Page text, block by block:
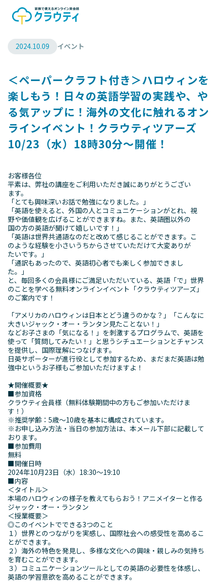
2024.10.09 イベント
＜ペーパークラフト付き＞ハロウィンを
楽しもう！日々の英語学習の実践や、や
る気アップに！海外の文化に触れるオン
ラインイベント！クラウティツアーズ
10/23（水）18時30分～開催！
お客様各位
平素は、弊社の講座をご利用いただき誠にありがとうござい
ます。
「とても興味深いお話で勉強になりました。」
「英語を使えると、外国の人とコミュニケーションがとれ、視
野や価値観を広げることができますね。また、英語圏以外の
国の方の英語が聞けて嬉しいです！」
「英語は世界共通語なのだと改めて感じることができます。こ
のような経験を小さいうちからさせていただけて大変ありが
たいです。」
「通訳もあったので、英語初心者でも楽しく参加できまし
た。」
と、毎回多くの会員様にご満足いただいている、英語「で」世界
のことを学べる無料オンラインイベント「クラウティツアーズ」
のご案内です！
「アメリカのハロウィンは日本とどう違うのかな？」「こんなに
大きいジャック・オー・ランタン見たことない！」
などお子さまの「気になる！」を刺激するプログラムで、英語を
使って「質問してみたい！」と思うシチュエーションとチャンス
を提供し、国際理解につなげます。
日英サポーターが進行役として参加するため、まだまだ英語は勉
強中というお子様もご参加いただけますよ！
★開催概要★
■参加資格
クラウティ会員様（無料体験期間中の方もご参加いただけま
す！）
※推奨学齢：5歳～10歳を基本に構成されています。
※お申し込み方法・当日の参加方法は、本メール下部に記載して
おります。
■参加費用
無料
■開催日時
2024年10月23日（水）18:30～19:10
■内容
＜タイトル＞
本場のハロウィンの様子を教えてもらおう！アニメイターと作る
ジャック・オー・ランタン
＜授業概要＞
◎このイベントでできる3つのこと
１）世界とのつながりを実感し、国際社会への感受性を高めるこ
とができます。
２）海外の特色を発見し、多様な文化への興味・親しみの気持ち
を育むことができます。
３）コミュニケーションツールとしての英語の必要性を体感し、
英語の学習意欲を高めることができます。